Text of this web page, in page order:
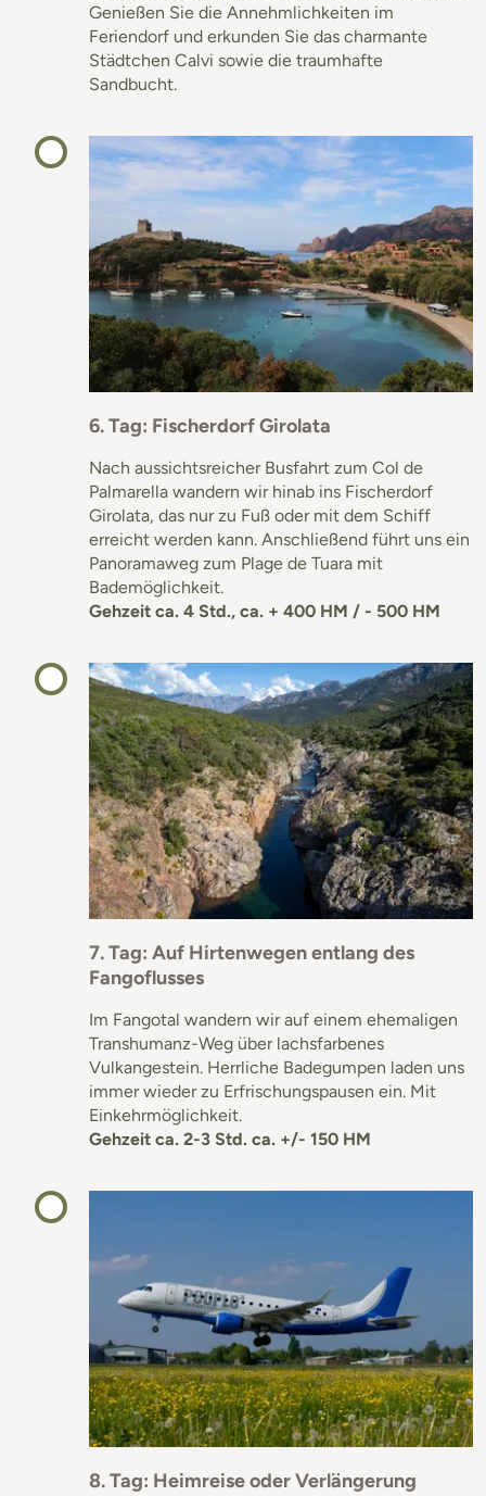
Genießen Sie die Annehmlichkeiten im
Feriendorf und erkunden Sie das charmante
Städtchen Calvi sowie die traumhafte
Sandbucht.
6. Tag: Fischerdorf Girolata
Nach aussichtsreicher Busfahrt zum Col de
Palmarella wandern wir hinab ins Fischerdorf
Girolata, das nur zu Fuß oder mit dem Schiff
erreicht werden kann. Anschließend führt uns ein
Panoramaweg zum Plage de Tuara mit
Bademöglichkeit.
Gehzeit ca. 4 Std., ca. + 400 HM / - 500 HM
7. Tag: Auf Hirtenwegen entlang des
Fangoflusses
Im Fangotal wandern wir auf einem ehemaligen
Transhumanz-Weg über lachsfarbenes
Vulkangestein. Herrliche Badegumpen laden uns
immer wieder zu Erfrischungspausen ein. Mit
Einkehrmöglichkeit.
Gehzeit ca. 2-3 Std. ca. +/- 150 HM
8. Tag: Heimreise oder Verlängerung